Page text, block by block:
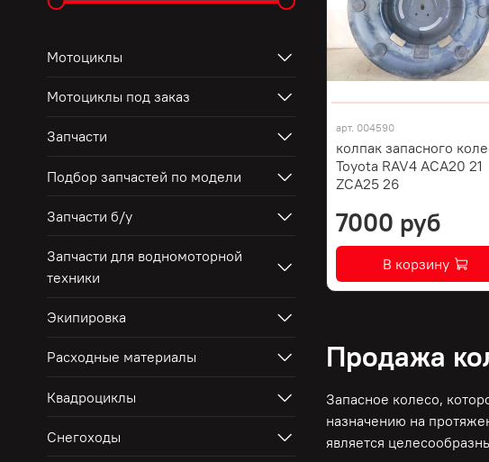
арт. 004590
колпак запасного
Toyota RAV4 ACA20 21
ZCA25 26
7000 руб
В корзину
Продажа
Запасное колесо,
назначению на
является
Мотоциклы
Мотоциклы под заказ
Запчасти
Подбор запчастей по модели
Запчасти б/у
Запчасти для водномоторной
техники
Экипировка
Расходные материалы
Квадроциклы
Снегоходы